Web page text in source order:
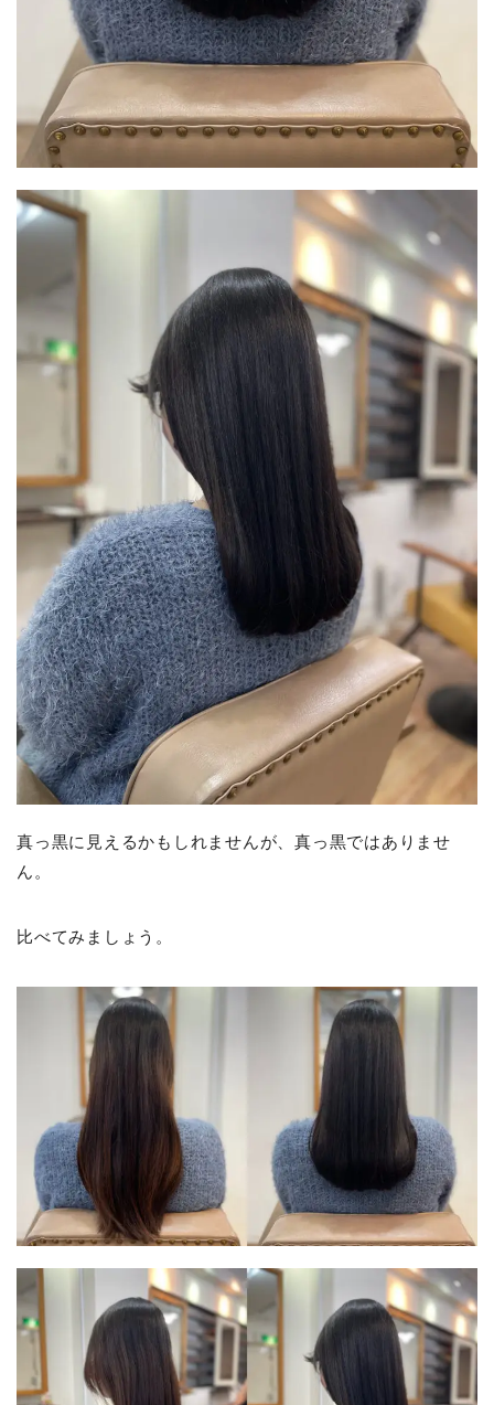
真っ黒に見えるかもしれませんが、真っ黒ではありませ
ん。
比べてみましょう。